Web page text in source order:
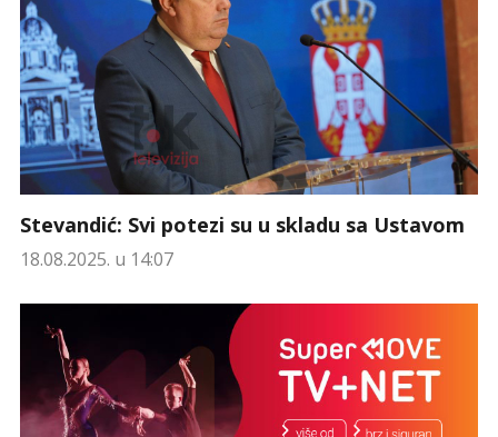
Stevandić: Svi potezi su u skladu sa Ustavom
18.08.2025. u 14:07